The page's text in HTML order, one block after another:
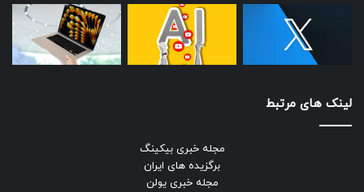
لینک های مرتبط
مجله خبری بیکینگ
برگزیده های ایران
مجله خبری یولن